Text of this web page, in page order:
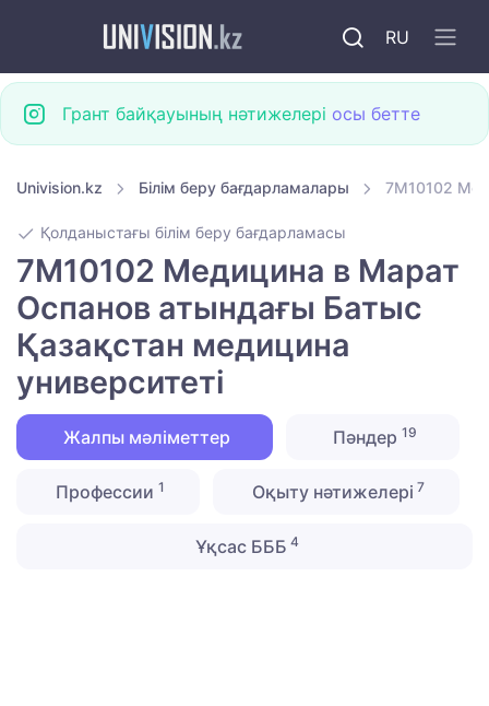
RU
Грант байқауының нәтижелері осы бетте
Univision.kz Білім беру бағдарламалары 7M10102
Қолданыстағы білім беру бағдарламасы
7M10102 Медицина в Марат
Оспанов атындағы Батыс
Қазақстан медицина
университеті
Жалпы мәліметтер Пәндер 19
Профессии 1 Оқыту нәтижелері 7
Ұқсас БББ 4